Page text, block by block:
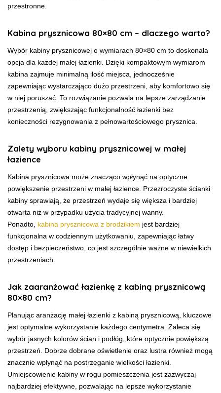
przestronne.
Kabina prysznicowa 80×80 cm – dlaczego warto?
Wybór kabiny prysznicowej o wymiarach 80×80 cm to doskonała
opcja dla każdej małej łazienki. Dzięki kompaktowym wymiarom
kabina zajmuje minimalną ilość miejsca, jednocześnie
zapewniając wystarczająco dużo przestrzeni, aby komfortowo się
w niej poruszać. To rozwiązanie pozwala na lepsze zarządzanie
przestrzenią, zwiększając funkcjonalność łazienki bez
konieczności rezygnowania z pełnowartościowego prysznica.
Zalety wyboru kabiny prysznicowej w małej
łazience
Kabina prysznicowa może znacząco wpłynąć na optyczne
powiększenie przestrzeni w małej łazience. Przezroczyste ścianki
kabiny sprawiają, że przestrzeń wydaje się większa i bardziej
otwarta niż w przypadku użycia tradycyjnej wanny.
Ponadto, kabina prysznicowa z brodzikiem jest bardziej
funkcjonalna w codziennym użytkowaniu, zapewniając łatwy
dostęp i bezpieczeństwo, co jest szczególnie ważne w niewielkich
przestrzeniach.
Jak zaaranżować łazienkę z kabiną prysznicową
80×80 cm?
Planując aranżację małej łazienki z kabiną prysznicową, kluczowe
jest optymalne wykorzystanie każdego centymetra. Zaleca się
wybór jasnych kolorów ścian i podłóg, które optycznie powiększą
przestrzeń. Dobrze dobrane oświetlenie oraz lustra również mogą
znacznie wpłynąć na postrzeganie wielkości łazienki.
Umiejscowienie kabiny w rogu pomieszczenia jest zazwyczaj
najbardziej efektywne, pozwalając na lepsze wykorzystanie